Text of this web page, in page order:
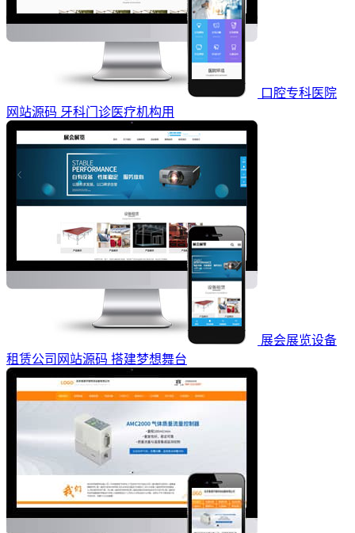
口腔专科医院
网站源码 牙科门诊医疗机构用
展会展览设备
租赁公司网站源码 搭建梦想舞台